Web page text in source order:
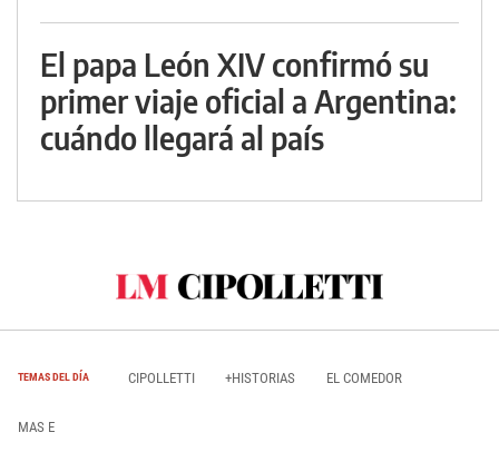
El papa León XIV confirmó su
primer viaje oficial a Argentina:
cuándo llegará al país
TEMAS DEL DÍA CIPOLLETTI +HISTORIAS EL COMEDOR
MAS E